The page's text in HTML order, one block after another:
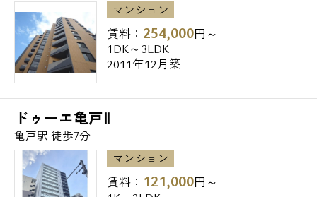
●レンタルビデオ
TSUTAYA亀戸店・・110m
●飲食店
なか卯亀戸店・・65m
モスバーガー亀戸店・・69m
らあめん花月嵐亀戸北口駅店・・138m
●病院
医療法人社団恵信会友仁病院・・144m
マンション
賃料： 254,000円～
1DK～3LDK
2011年12月築
ドゥーエ亀戸Ⅱ
亀戸駅 徒歩7分
マンション
賃料： 121,000円～